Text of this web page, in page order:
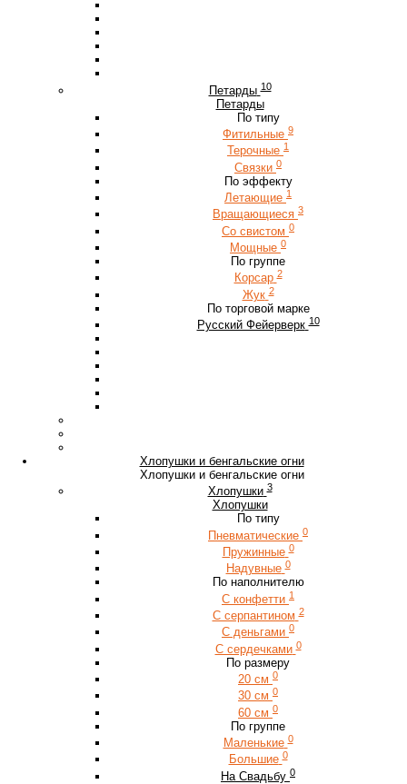
Петарды 10
Петарды
По типу
Фитильные 9
Терочные 1
Связки 0
По эффекту
Летающие 1
Вращающиеся 3
Со свистом 0
Мощные 0
По группе
Корсар 2
Жук 2
По торговой марке
Русский Фейерверк 10
Хлопушки и бенгальские огни
Хлопушки и бенгальские огни
Хлопушки 3
Хлопушки
По типу
Пневматические 0
Пружинные 0
Надувные 0
По наполнителю
С конфетти 1
С серпантином 2
С деньгами 0
С сердечками 0
По размеру
20 см 0
30 см 0
60 см 0
По группе
Маленькие 0
Большие 0
На Свадьбу 0